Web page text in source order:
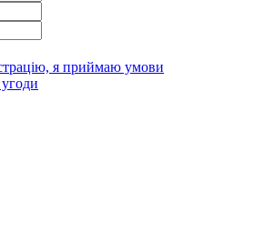
я приймаю умови